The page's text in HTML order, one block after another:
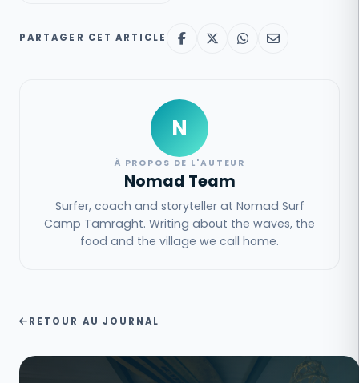
PARTAGER CET ARTICLE
N
À PROPOS DE L'AUTEUR
Nomad Team
Surfer, coach and storyteller at Nomad Surf
Camp Tamraght. Writing about the waves, the
food and the village we call home.
RETOUR AU JOURNAL